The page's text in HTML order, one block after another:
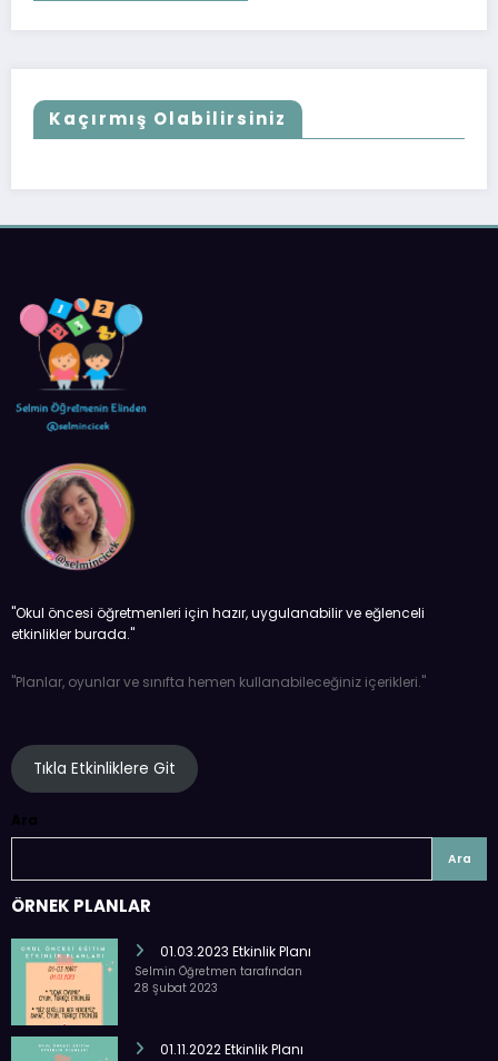
Kaçırmış Olabilirsiniz
''Okul öncesi öğretmenleri için hazır, uygulanabilir ve eğlenceli
etkinlikler burada.''
''Planlar, oyunlar ve sınıfta hemen kullanabileceğiniz içerikleri.''
Tıkla Etkinliklere Git
Ara
Ara
ÖRNEK PLANLAR
01.03.2023 Etkinlik Planı
Selmin Öğretmen tarafından
28 Şubat 2023
01.11.2022 Etkinlik Planı